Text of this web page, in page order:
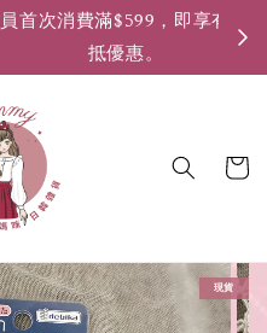
，即享有50元購物金折
現貨